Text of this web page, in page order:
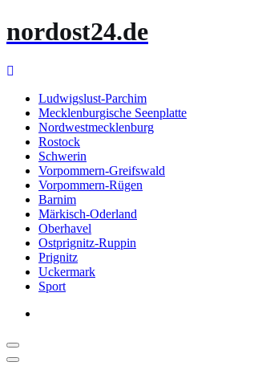
Inhalt
nordost24.de
Ludwigslust-Parchim
Mecklenburgische Seenplatte
Nordwestmecklenburg
Rostock
Schwerin
Vorpommern-Greifswald
Vorpommern-Rügen
Barnim
Märkisch-Oderland
Oberhavel
Ostprignitz-Ruppin
Prignitz
Uckermark
Sport